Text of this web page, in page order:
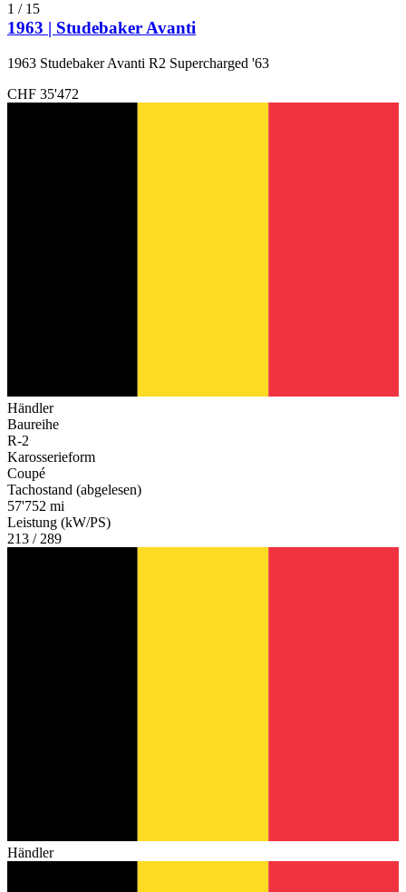
1 / 15
1963 | Studebaker Avanti
1963 Studebaker Avanti R2 Supercharged '63
CHF 35'472
Händler
Baureihe
R-2
Karosserieform
Coupé
Tachostand (abgelesen)
57'752 mi
Leistung (kW/PS)
213 / 289
Händler